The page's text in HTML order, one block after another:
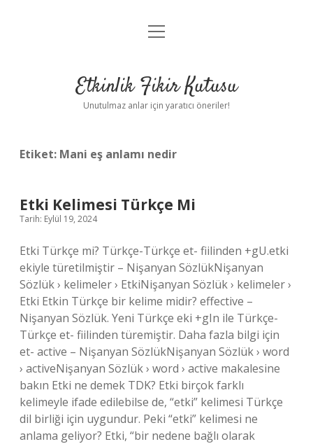
Anasayfa
Yasal Uyarı
menüyü
Etkinlik Fikir Kutusu
Unutulmaz anlar için yaratıcı öneriler!
Etiket: Mani eş anlamı nedir
Etki Kelimesi Türkçe Mi
Tarih: Eylül 19, 2024
Etki Türkçe mi? Türkçe-Türkçe et- fiilinden +gU.etki
ekiyle türetilmiştir – Nişanyan SözlükNişanyan
Sözlük › kelimeler › EtkiNişanyan Sözlük › kelimeler ›
Etki Etkin Türkçe bir kelime midir? effective –
Nişanyan Sözlük. Yeni Türkçe eki +gIn ile Türkçe-
Türkçe et- fiilinden türemiştir. Daha fazla bilgi için
et- active – Nişanyan SözlükNişanyan Sözlük › word
› activeNişanyan Sözlük › word › active makalesine
bakın Etki ne demek TDK? Etki birçok farklı
kelimeyle ifade edilebilse de, “etki” kelimesi Türkçe
dil birliği için uygundur. Peki “etki” kelimesi ne
anlama geliyor? Etki, “bir nedene bağlı olarak